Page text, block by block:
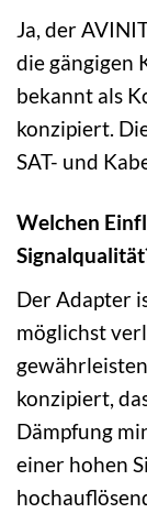
Ja, der
die gängigen
bekannt als
konzipiert.
SAT- und
Welchen
Der Adapter
möglichst
konzipiert,
Dämpfung
einer hohen